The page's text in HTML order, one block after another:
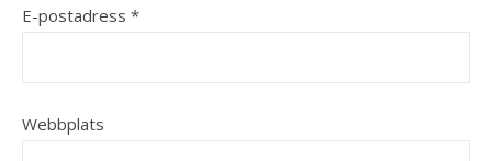
E-postadress *
Webbplats